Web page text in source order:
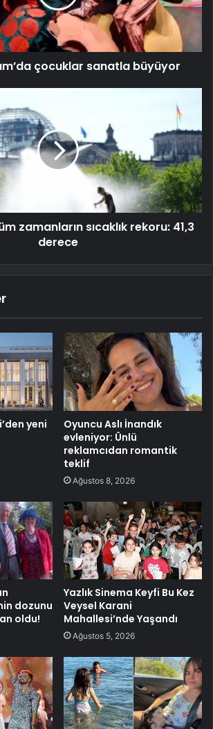
çocuklar sanatla büyüyor
zamanların sıcaklık rekoru: 41,3
derece
yeni
Oyuncu Aslı İnandık
evleniyor: Ünlü
reklamcıdan romantik
teklif
Ağustos 8, 2026
dozunu
oldu!
Yazlık Sinema Keyfi Bu Kez
Veysel Karani
Mahallesi’nde Yaşandı
Ağustos 5, 2026